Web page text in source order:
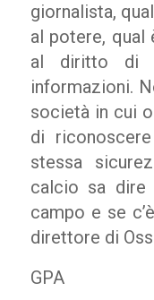
giornalista,
al potere,
al diritto di
informazioni.
società in cui
di
stessa
calcio sa
campo e se
direttore di
GPA